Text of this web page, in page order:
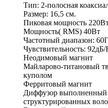
Тип: 2-полосная
Размер: 16,5 см.
Пиковая мощность
Мощность( RMS) 40Bт
Частотный диапазон:
Чувствительность:
Неодимовый магнит
Майларово-титановый
куполом
Ферритовый магнит
Диффузор
структурированных